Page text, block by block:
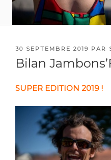
PUBLIÉ
LE
30 SEPTEMBRE 2019 PAR
Bilan
SUPER EDITION 2019 !